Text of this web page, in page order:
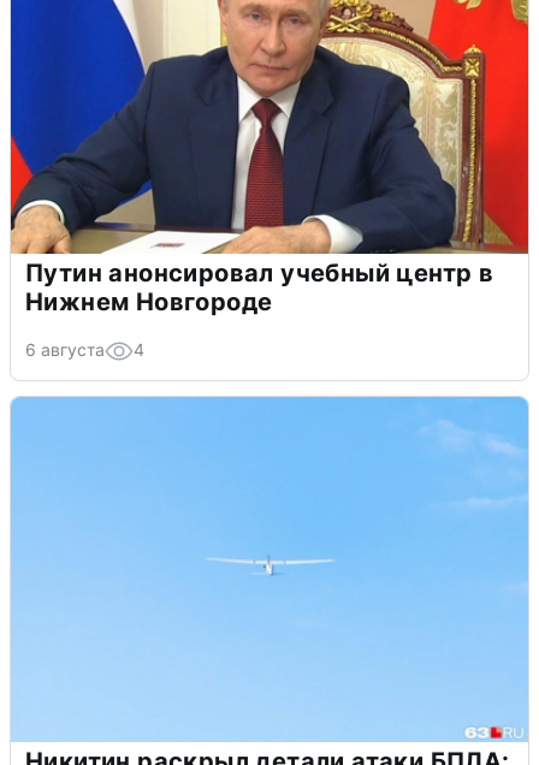
Путин анонсировал учебный центр в
Нижнем Новгороде
6 августа 4